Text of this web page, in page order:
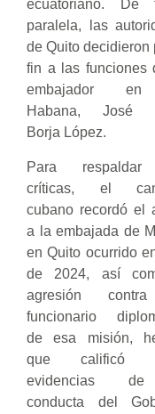
ecuatoriano. De
paralela, las
de Quito decidieron
fin a las funciones
embajador
Habana, José
Borja López.
Para
críticas, el
cubano recordó el
a la embajada de
en Quito ocurrido
de 2024, así
agresión
funcionario
de esa misión,
que calificó
evidencias
conducta del